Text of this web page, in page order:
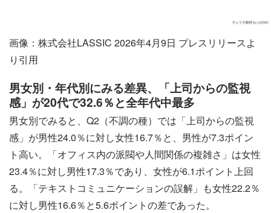
画像：株式会社LASSIC 2026年4月9日 プレスリリースよ
り引用
男女別・年代別にみる差異、「上司からの監視
感」が20代で32.6％と全年代中最多
男女別でみると、Q2（不調の種）では「上司からの監視
感」が男性24.0％に対し女性16.7％と、男性が7.3ポイン
ト高い。「オフィス内の派閥や人間関係の複雑さ」は女性
23.4％に対し男性17.3％であり、女性が6.1ポイント上回
る。「テキストコミュニケーションの誤解」も女性22.2％
に対し男性16.6％と5.6ポイントの差であった。